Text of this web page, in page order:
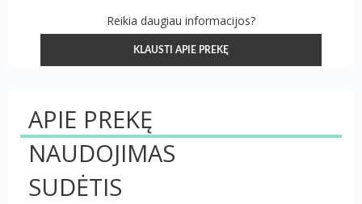
Reikia daugiau informacijos?
KLAUSTI APIE PREKĘ
APIE PREKĘ
NAUDOJIMAS
SUDĖTIS